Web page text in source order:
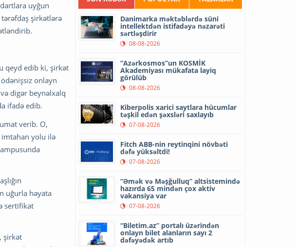
uyğun
şirkətlərə
qeyd edib ki, şirkət
onlayn
digər beynəlxalq
ifadə edib.
verib. O,
imtahan yolu ilə
uğurla həyata
sertifikat
şirkət
Danimarka məktəblərdə süni
intellektdən istifadəyə nəzarəti
sərtləşdirir
08-08-2026
“Azərkosmos”un KOSMİK
Akademiyası mükafata layiq
görülüb
08-08-2026
Kiberpolis xarici saytlara hücumlar
təşkil edən şəxsləri saxlayıb
07-08-2026
Fitch ABB-nin reytinqini növbəti
dəfə yüksəltdi!
07-08-2026
“Əmək və Məşğulluq” altsistemində
hazırda 65 mindən çox aktiv
vakansiya var
07-08-2026
“Biletim.az” portalı üzərindən
onlayn bilet alanların sayı 2
dəfəyədək artıb